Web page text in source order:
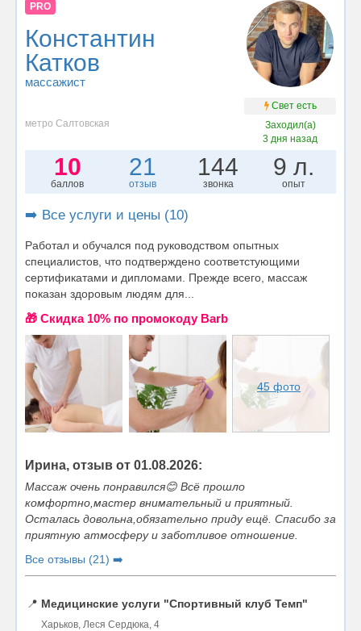
PRO
Константин
Катков
массажист
Свет есть
метро Салтовская
Заходил(а)
3 дня назад
10
баллов
21
отзыв
144
звонка
9 л.
опыт
➡️ Все услуги и цены (10)
Работал и обучался под руководством опытных
специалистов, что подтверждено соответстующими
сертификатами и дипломами. Прежде всего, массаж
показан здоровым людям для...
🎁 Cкидка 10% по промокоду Barb
45 фото
Ирина, отзыв от 01.08.2026:
Массаж очень понравился😊 Всё прошло
комфортно,мастер внимательный и приятный.
Осталась довольна,обязательно приду ещё. Спасибо за
приятную атмосферу и заботливое отношение.
Все отзывы (21) ➡️
📍 Медицинские услуги "Спортивный клуб Темп"
Харьков, Леся Сердюка, 4